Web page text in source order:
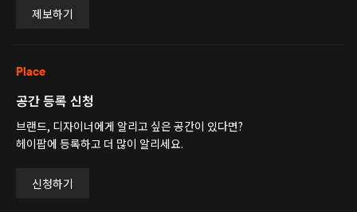
제보하기
Place
공간 등록 신청
브랜드, 디자이너에게 알리고 싶은 공간이 있다면?
헤이팝에 등록하고 더 많이 알리세요.
신청하기